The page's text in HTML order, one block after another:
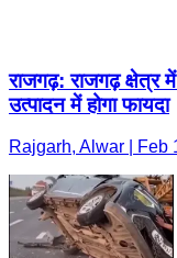
राजगढ़: राजगढ़
उत्पादन में होगा फायदा
Rajgarh, Alwar | Feb